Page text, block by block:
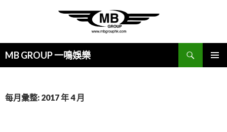
MB GROUP 一鳴娛樂
尋
要
每月彙整: 2017 年 4 月